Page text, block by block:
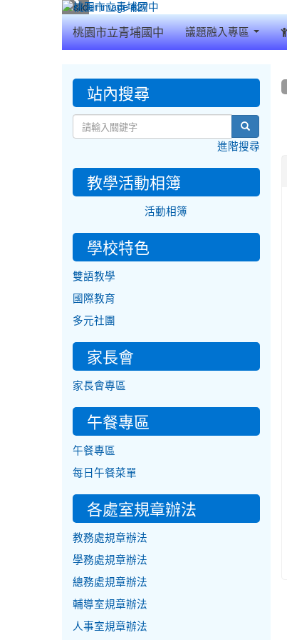
桃園市立青埔國中 議題融入專區
::: 站內搜尋
search
進階搜尋
教學活動相簿
活動相簿
學校特色
雙語教學
國際教育
多元社團
家長會
家長會專區
午餐專區
午餐專區
每日午餐菜單
各處室規章辦法
教務處規章辦法
學務處規章辦法
總務處規章辦法
輔導室規章辦法
人事室規章辦法